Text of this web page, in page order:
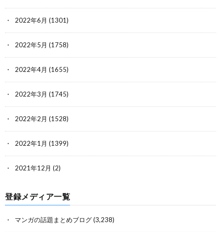
2022年6月 (1301)
2022年5月 (1758)
2022年4月 (1655)
2022年3月 (1745)
2022年2月 (1528)
2022年1月 (1399)
2021年12月 (2)
登録メディア一覧
マンガの話題まとめブログ(3,238)